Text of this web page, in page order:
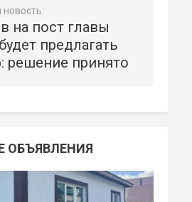
на пост главы
предлагать
решение принято
ОБЪЯВЛЕНИЯ